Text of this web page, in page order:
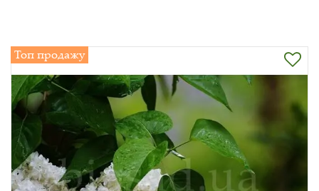
Топ продажу